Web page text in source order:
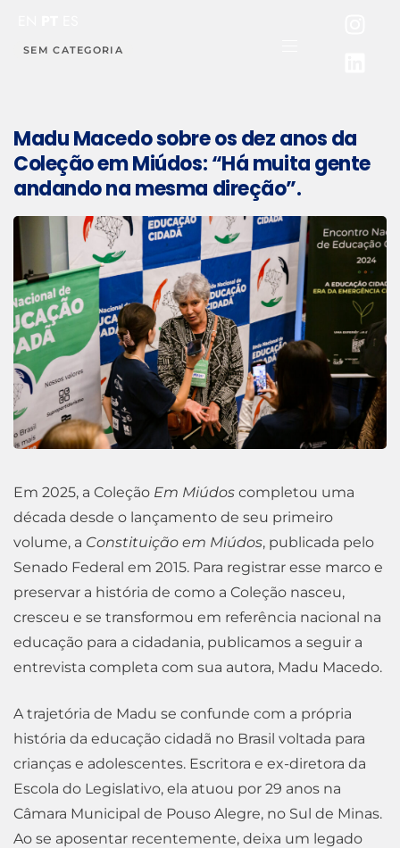
SEM CATEGORIA
Madu Macedo sobre os dez anos da
Coleção em Miúdos: “Há muita gente
andando na mesma direção”.
Em 2025, a Coleção Em Miúdos completou uma
década desde o lançamento de seu primeiro
volume, a Constituição em Miúdos, publicada pelo
Senado Federal em 2015. Para registrar esse marco e
preservar a história de como a Coleção nasceu,
cresceu e se transformou em referência nacional na
educação para a cidadania, publicamos a seguir a
entrevista completa com sua autora, Madu Macedo.
A trajetória de Madu se confunde com a própria
história da educação cidadã no Brasil voltada para
crianças e adolescentes. Escritora e ex-diretora da
Escola do Legislativo, ela atuou por 29 anos na
Câmara Municipal de Pouso Alegre, no Sul de Minas.
Ao se aposentar recentemente, deixa um legado